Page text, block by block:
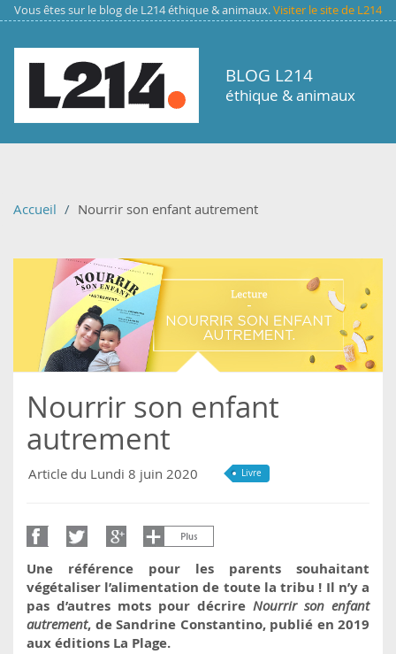
Aller au contenu principal
Vous êtes sur le blog de L214 éthique & animaux.Visiter le site de L214
BLOG L214
éthique & animaux
Accueil Nourrir son enfant autrement
Nourrir son enfant
autrement
Article du Lundi 8 juin 2020 Livre
Une référence pour les parents souhaitant
végétaliser l’alimentation de toute la tribu ! Il n’y a
pas d’autres mots pour décrire Nourrir son enfant
autrement, de Sandrine Constantino, publié en 2019
aux éditions La Plage.